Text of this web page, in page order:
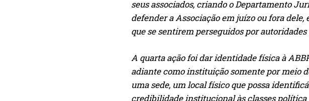
seus associados, criando o Departamento
defender a Associação em juízo ou fora
que se sentirem perseguidos por
A quarta ação foi dar identidade física à
adiante como instituição somente por meio
uma sede, um local físico que possa
credibilidade institucional às classes